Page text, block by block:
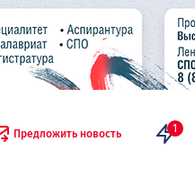
Предложить новость 1